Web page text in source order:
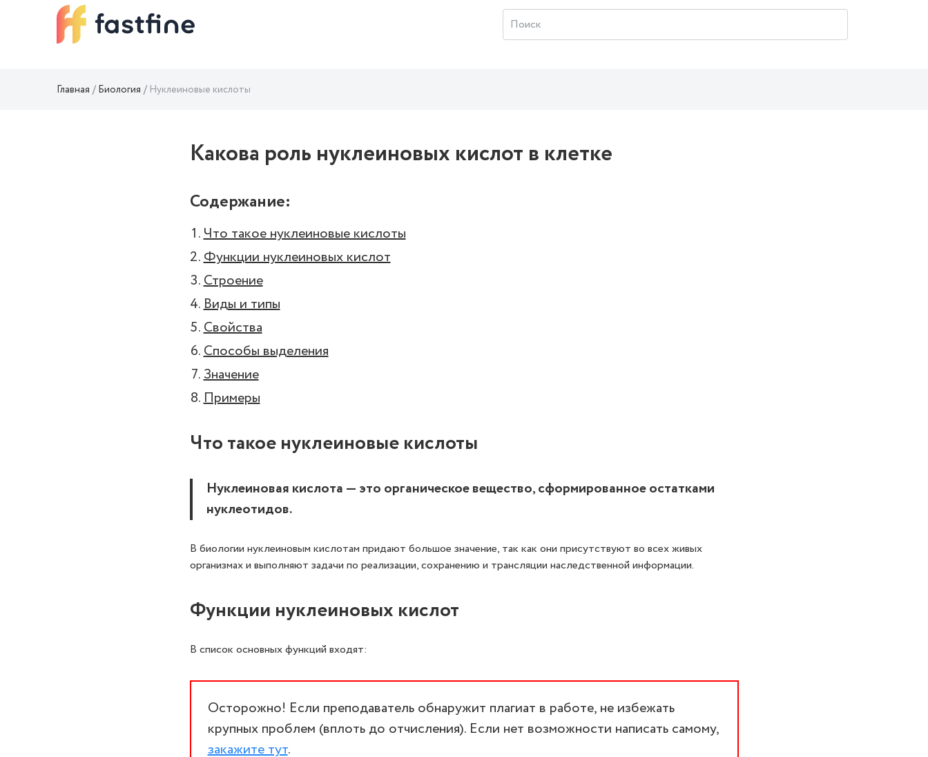
Главная Биология Нуклеиновые кислоты
Какова роль нуклеиновых кислот в клетке
Содержание:
Что такое нуклеиновые кислоты
Функции нуклеиновых кислот
Строение
Виды и типы
Свойства
Способы выделения
Значение
Примеры
Что такое нуклеиновые кислоты
Нуклеиновая кислота — это органическое вещество, сформированное остатками
нуклеотидов.
В биологии нуклеиновым кислотам придают большое значение, так как они присутствуют во всех живых
организмах и выполняют задачи по реализации, сохранению и трансляции наследственной информации.
Функции нуклеиновых кислот
В список основных функций входят:
Осторожно! Если преподаватель обнаружит плагиат в работе, не избежать
крупных проблем (вплоть до отчисления). Если нет возможности написать самому,
закажите тут.